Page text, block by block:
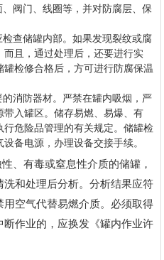
阀门、线圈等，并对防腐层、保
查储罐内部。如果发现裂纹或腐
且，通过处理后，还要进行实
检修合格后，方可进行防腐保温
消防器材。严禁在罐内吸烟，严
入罐区。储存易燃、易爆、有
危险品管理的有关规定。储罐检
备电源，办理设备交接手续。
、有毒或窒息性介质的储罐，
和处理后分析。分析结果应符
空气代替易燃介质。必须取得
作业的，应换发《罐内作业许